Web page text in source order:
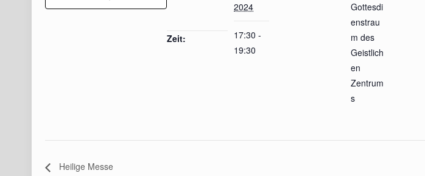
2024
Zeit:
17:30 -
19:30
Gottesdi
enstrau
m des
Geistlich
en
Zentrum
s
Heilige Messe